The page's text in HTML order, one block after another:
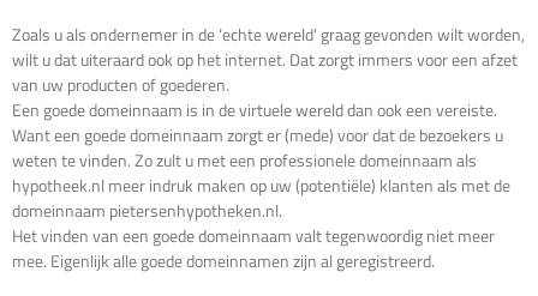
Zoals u als ondernemer in de ‘echte wereld’ graag gevonden wilt worden,
wilt u dat uiteraard ook op het internet. Dat zorgt immers voor een afzet
van uw producten of goederen.
Een goede domeinnaam is in de virtuele wereld dan ook een vereiste.
Want een goede domeinnaam zorgt er (mede) voor dat de bezoekers u
weten te vinden. Zo zult u met een professionele domeinnaam als
hypotheek.nl meer indruk maken op uw (potentiële) klanten als met de
domeinnaam pietersenhypotheken.nl.
Het vinden van een goede domeinnaam valt tegenwoordig niet meer
mee. Eigenlijk alle goede domeinnamen zijn al geregistreerd.